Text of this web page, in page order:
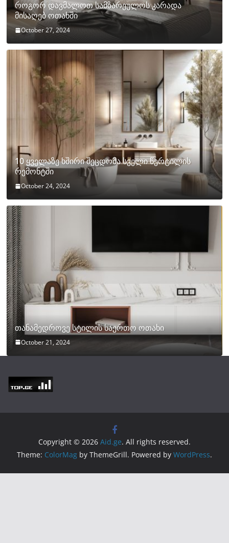
როგორ დავმალოთ სამზარეულოს კარადა
მისაღებ ოთახში
October 27, 2024
10 ყველაზე ხშირი შეცდომა სველი წერტილის
რემონტში
October 24, 2024
თანამედროვე სტილის საერთო ოთახი
October 21, 2024
Copyright © 2026 Aid.ge. All rights reserved.
Theme: ColorMag by ThemeGrill. Powered by WordPress.